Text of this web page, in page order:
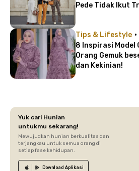
Pede Tidak Ikut
Tips & Lifestyle ·
8 Inspirasi Model
Orang Gemuk
dan Kekinian!
Yuk cari Hunian
untukmu sekarang!
Mewujudkan hunian berkualitas dan
terjangkau untuk semua orang di
setiap fase kehidupan.
Download Aplikasi